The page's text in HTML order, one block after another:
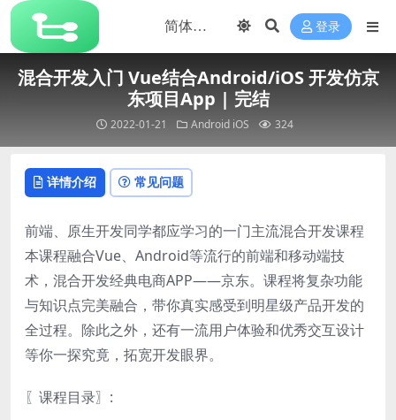
登录
混合开发入门 Vue结合Android/iOS 开发仿京
东项目App | 完结
2022-01-21 Android iOS 324
详情介绍 常见问题
前端、原生开发同学都应学习的一门主流混合开发课程
本课程融合Vue、Android等流行的前端和移动端技
术，混合开发经典电商APP——京东。课程将复杂功能
与知识点完美融合，带你真实感受到明星级产品开发的
全过程。除此之外，还有一流用户体验和优秀交互设计
等你一探究竟，拓宽开发眼界。
〖课程目录〗: